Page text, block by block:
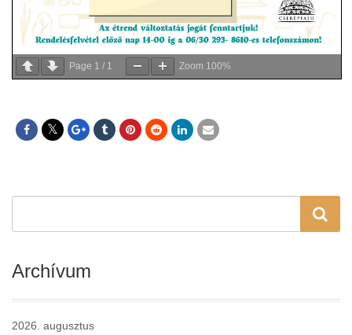
Page 1 / 1 Zoom 100%
Archívum
2026. augusztus